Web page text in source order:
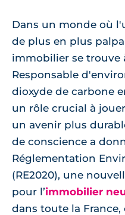
Dans un monde où
de plus en plus
immobilier se trouve
Responsable
dioxyde de carbone
un rôle crucial à
un avenir plus
de conscience a
Réglementation
(RE2020), une
pour l’immobilier
dans toute la